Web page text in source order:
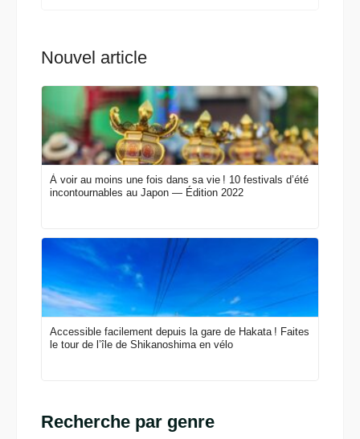
Nouvel article
À voir au moins une fois dans sa vie ! 10 festivals d’été
incontournables au Japon — Édition 2022
Accessible facilement depuis la gare de Hakata ! Faites
le tour de l’île de Shikanoshima en vélo
Recherche par genre